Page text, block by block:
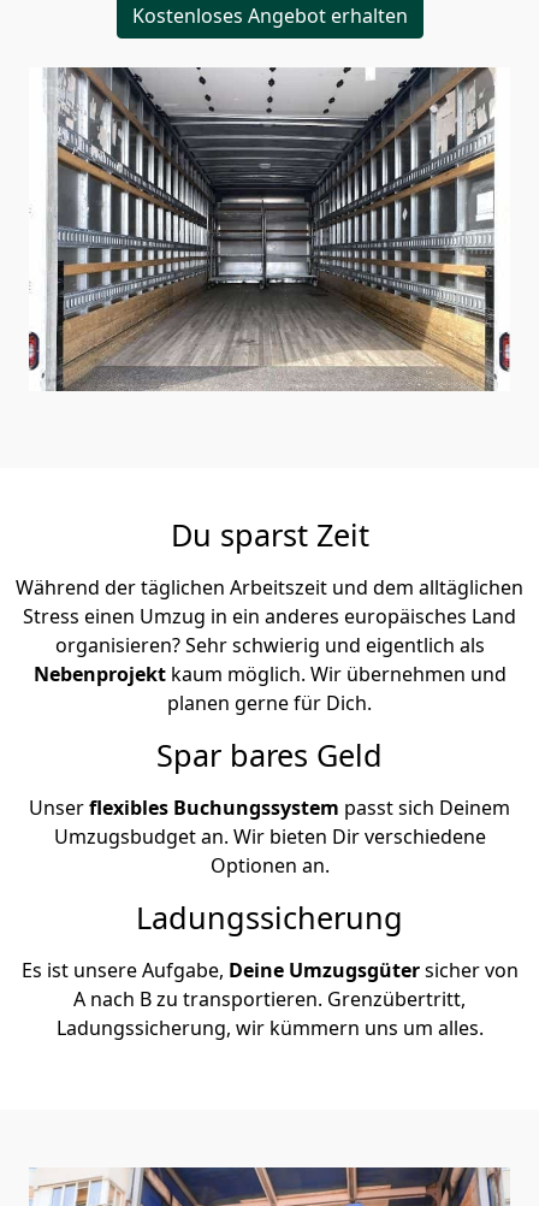
Kostenloses Angebot erhalten
Du sparst Zeit
Während der täglichen Arbeitszeit und dem alltäglichen
Stress einen Umzug in ein anderes europäisches Land
organisieren? Sehr schwierig und eigentlich als
Nebenprojekt kaum möglich. Wir übernehmen und
planen gerne für Dich.
Spar bares Geld
Unserflexibles Buchungssystem passt sich Deinem
Umzugsbudget an. Wir bieten Dir verschiedene
Optionen an.
Ladungssicherung
Es ist unsere Aufgabe, Deine Umzugsgütersicher von
A nach B zu transportieren. Grenzübertritt,
Ladungssicherung, wir kümmern uns um alles.